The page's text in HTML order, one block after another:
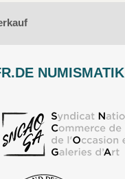
NUMISMATIK